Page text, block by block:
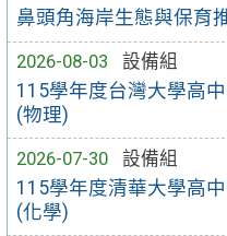
鼻頭角海岸生態與保育
2026-08-03
設備組
115學年度台灣大學高
(物理)
2026-07-30
設備組
115學年度清華大學高
(化學)